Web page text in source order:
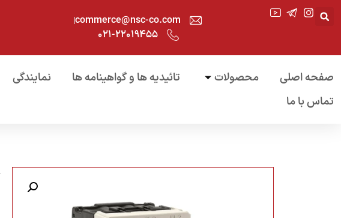
commerce@nsc-co.com
۰۲۱-۲۲۰۱۹۴۵۵
صفحه اصلی محصولات تائیدیه ها و گواهینامه ها نمایندگی
تماس با ما